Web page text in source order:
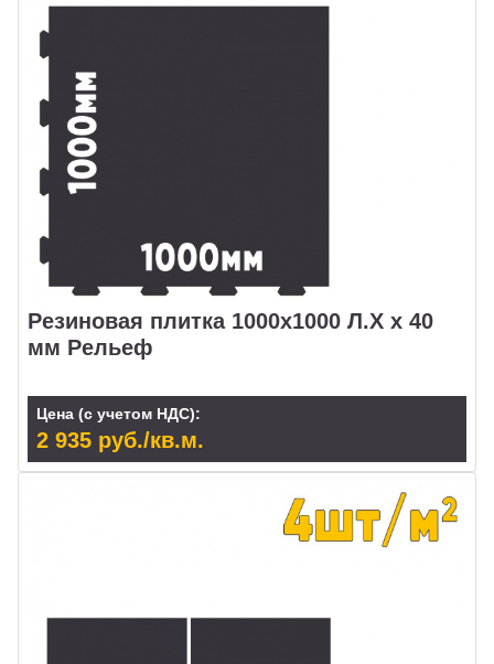
Резиновая плитка 1000х1000 Л.Х х 40
мм Рельеф
Цена (с учетом НДС):
2 935 руб./кв.м.